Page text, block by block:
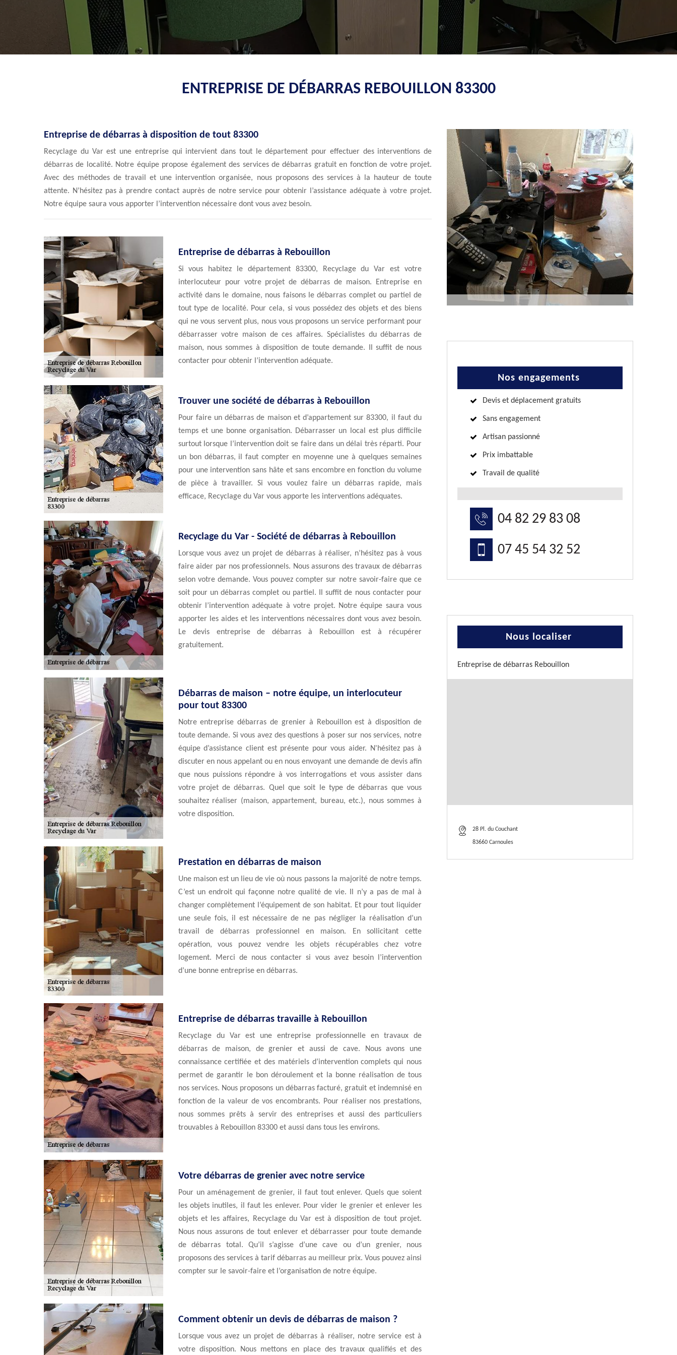
ENTREPRISE DE DÉBARRAS REBOUILLON 83300
Entreprise de débarras à disposition de tout 83300
Recyclage du Var est une entreprise qui intervient dans tout le département pour effectuer des interventions de
débarras de localité. Notre équipe propose également des services de débarras gratuit en fonction de votre projet.
Avec des méthodes de travail et une intervention organisée, nous proposons des services à la hauteur de toute
attente. N’hésitez pas à prendre contact auprès de notre service pour obtenir l’assistance adéquate à votre projet.
Notre équipe saura vous apporter l’intervention nécessaire dont vous avez besoin.
Entreprise de débarras à Rebouillon
Si vous habitez le département 83300, Recyclage du Var est votre
interlocuteur pour votre projet de débarras de maison. Entreprise en
activité dans le domaine, nous faisons le débarras complet ou partiel de
tout type de localité. Pour cela, si vous possédez des objets et des biens
qui ne vous servent plus, nous vous proposons un service performant pour
débarrasser votre maison de ces affaires. Spécialistes du débarras de
maison, nous sommes à disposition de toute demande. Il suffit de nous
contacter pour obtenir l’intervention adéquate.
Trouver une société de débarras à Rebouillon
Pour faire un débarras de maison et d’appartement sur 83300, il faut du
temps et une bonne organisation. Débarrasser un local est plus difficile
surtout lorsque l’intervention doit se faire dans un délai très réparti. Pour
un bon débarras, il faut compter en moyenne une à quelques semaines
pour une intervention sans hâte et sans encombre en fonction du volume
de pièce à travailler. Si vous voulez faire un débarras rapide, mais
efficace, Recyclage du Var vous apporte les interventions adéquates.
Recyclage du Var - Société de débarras à Rebouillon
Lorsque vous avez un projet de débarras à réaliser, n’hésitez pas à vous
faire aider par nos professionnels. Nous assurons des travaux de débarras
selon votre demande. Vous pouvez compter sur notre savoir-faire que ce
soit pour un débarras complet ou partiel. Il suffit de nous contacter pour
obtenir l’intervention adéquate à votre projet. Notre équipe saura vous
apporter les aides et les interventions nécessaires dont vous avez besoin.
Le devis entreprise de débarras à Rebouillon est à récupérer
gratuitement.
Débarras de maison – notre équipe, un interlocuteur
pour tout 83300
Notre entreprise débarras de grenier à Rebouillon est à disposition de
toute demande. Si vous avez des questions à poser sur nos services, notre
équipe d’assistance client est présente pour vous aider. N'hésitez pas à
discuter en nous appelant ou en nous envoyant une demande de devis afin
que nous puissions répondre à vos interrogations et vous assister dans
votre projet de débarras. Quel que soit le type de débarras que vous
souhaitez réaliser (maison, appartement, bureau, etc.), nous sommes à
votre disposition.
Prestation en débarras de maison
Une maison est un lieu de vie où nous passons la majorité de notre temps.
C’est un endroit qui façonne notre qualité de vie. Il n’y a pas de mal à
changer complètement l’équipement de son habitat. Et pour tout liquider
une seule fois, il est nécessaire de ne pas négliger la réalisation d’un
travail de débarras professionnel en maison. En sollicitant cette
opération, vous pouvez vendre les objets récupérables chez votre
logement. Merci de nous contacter si vous avez besoin l’intervention
d’une bonne entreprise en débarras.
Entreprise de débarras travaille à Rebouillon
Recyclage du Var est une entreprise professionnelle en travaux de
débarras de maison, de grenier et aussi de cave. Nous avons une
connaissance certifiée et des matériels d’intervention complets qui nous
permet de garantir le bon déroulement et la bonne réalisation de tous
nos services. Nous proposons un débarras facturé, gratuit et indemnisé en
fonction de la valeur de vos encombrants. Pour réaliser nos prestations,
nous sommes prêts à servir des entreprises et aussi des particuliers
trouvables à Rebouillon 83300 et aussi dans tous les environs.
Votre débarras de grenier avec notre service
Pour un aménagement de grenier, il faut tout enlever. Quels que soient
les objets inutiles, il faut les enlever. Pour vider le grenier et enlever les
objets et les affaires, Recyclage du Var est à disposition de tout projet.
Nous nous assurons de tout enlever et débarrasser pour toute demande
de débarras total. Qu’il s’agisse d’une cave ou d’un grenier, nous
proposons des services à tarif débarras au meilleur prix. Vous pouvez ainsi
compter sur le savoir-faire et l’organisation de notre équipe.
Comment obtenir un devis de débarras de maison ?
Lorsque vous avez un projet de débarras à réaliser, notre service est à
votre disposition. Nous mettons en place des travaux qualifiés et des
Nos engagements
Devis et déplacement gratuits
Sans engagement
Artisan passionné
Prix imbattable
Travail de qualité
04 82 29 83 08
07 45 54 32 52
Nous localiser
Entreprise de débarras Rebouillon
28 Pl. du Couchant
83660 Carnoules